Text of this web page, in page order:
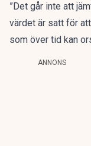
”Det går inte att
värdet är satt för
som över tid kan
ANNONS